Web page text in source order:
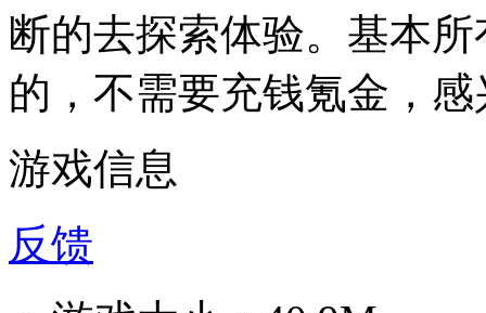
断的去探索体验。基本
的，不需要充钱氪金，
游戏信息
反馈